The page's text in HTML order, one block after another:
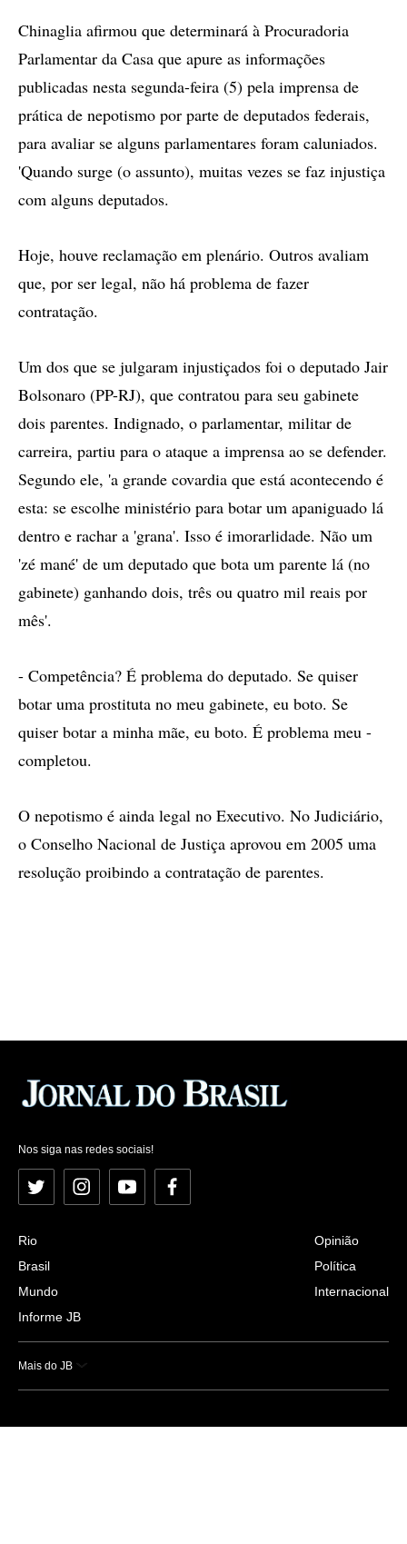
Chinaglia afirmou que determinará à Procuradoria
Parlamentar da Casa que apure as informações
publicadas nesta segunda-feira (5) pela imprensa de
prática de nepotismo por parte de deputados federais,
para avaliar se alguns parlamentares foram caluniados.
'Quando surge (o assunto), muitas vezes se faz injustiça
com alguns deputados.
Hoje, houve reclamação em plenário. Outros avaliam
que, por ser legal, não há problema de fazer
contratação.
Um dos que se julgaram injustiçados foi o deputado Jair
Bolsonaro (PP-RJ), que contratou para seu gabinete
dois parentes. Indignado, o parlamentar, militar de
carreira, partiu para o ataque a imprensa ao se defender.
Segundo ele, 'a grande covardia que está acontecendo é
esta: se escolhe ministério para botar um apaniguado lá
dentro e rachar a 'grana'. Isso é imorarlidade. Não um
'zé mané' de um deputado que bota um parente lá (no
gabinete) ganhando dois, três ou quatro mil reais por
mês'.
- Competência? É problema do deputado. Se quiser
botar uma prostituta no meu gabinete, eu boto. Se
quiser botar a minha mãe, eu boto. É problema meu -
completou.
O nepotismo é ainda legal no Executivo. No Judiciário,
o Conselho Nacional de Justiça aprovou em 2005 uma
resolução proibindo a contratação de parentes.
Nos siga nas redes sociais!
Twitter InstagramYouTubeFacebook
Rio
Brasil
Mundo
Informe JB
Opinião
Política
Internacional
Mais do JB
Esportes